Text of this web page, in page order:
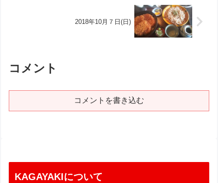
2018年10月７日(日)
コメント
コメントを書き込む
KAGAYAKIについて